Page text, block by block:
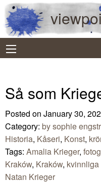
Så som
Posted on January 30,
Category: by sophie
Historia, Kåseri, Konst,
Tags: Amalia Krieger,
Kraków, Kraków,
Natan Krieger